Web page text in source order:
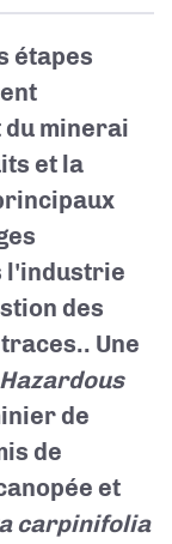
étapes
minerai
et la
l'industrie
des
Une
de
de
et
carpinifolia